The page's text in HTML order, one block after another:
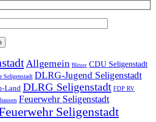
Allgemein Blitzer CDU Seligenstadt
Seligenstadt DLRG-Jugend Seligenstadt
Land DLRG Seligenstadt FDP RV
Feuerwehr Seligenstadt
Seligenstadt